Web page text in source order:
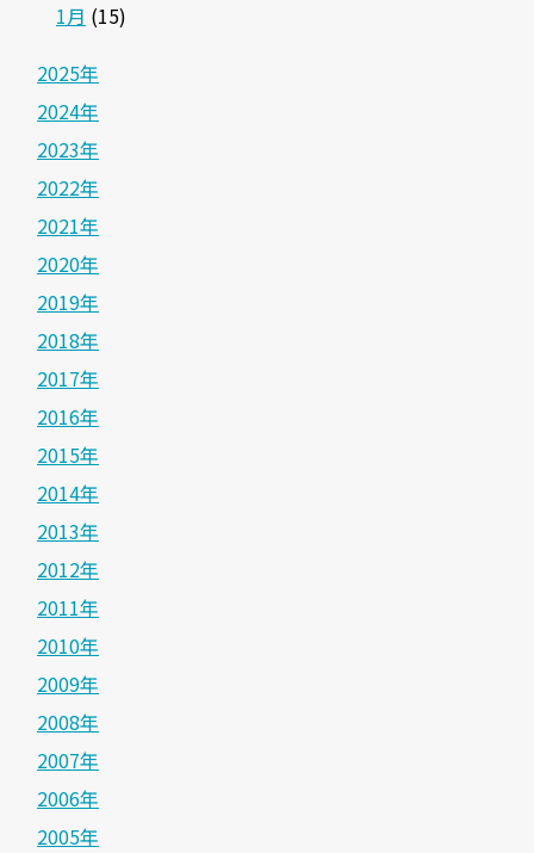
1月 (15)
2025年
2024年
2023年
2022年
2021年
2020年
2019年
2018年
2017年
2016年
2015年
2014年
2013年
2012年
2011年
2010年
2009年
2008年
2007年
2006年
2005年